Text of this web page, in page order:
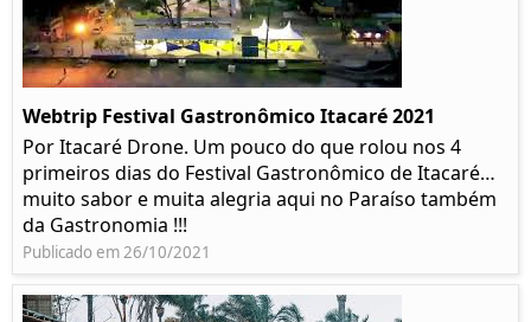
Webtrip Festival Gastronômico Itacaré 2021
Por Itacaré Drone. Um pouco do que rolou nos 4
primeiros dias do Festival Gastronômico de Itacaré…
muito sabor e muita alegria aqui no Paraíso também
da Gastronomia !!!
Publicado em 26/10/2021